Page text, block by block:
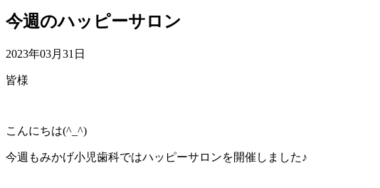
今週のハッピーサロン
2023年03月31日
皆様
こんにちは(^_^)
今週もみかげ小児歯科ではハッピーサロンを開催しました♪